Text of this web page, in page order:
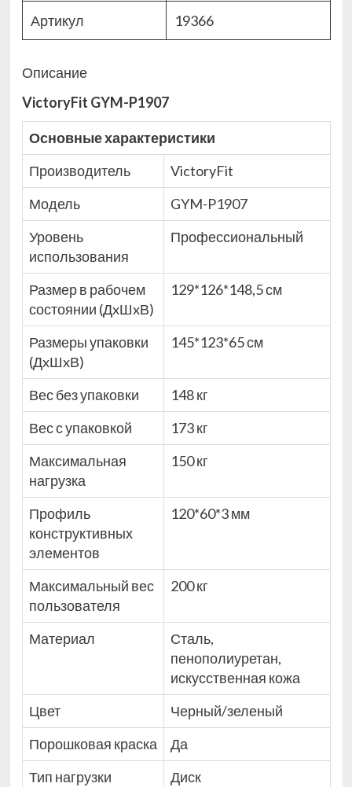
Артикул 19366
Описание
VictoryFit GYM-P1907
Основные характеристики
Производитель
VictoryFit
Модель
GYM-P1907
Уровень
использования
Профессиональный
Размер в рабочем
состоянии (ДxШxВ)
129*126*148,5 см
Размеры упаковки
(ДxШxВ)
145*123*65 см
Вес без упаковки
148 кг
Вес с упаковкой
173 кг
Максимальная
нагрузка
150 кг
Профиль
конструктивных
элементов
120*60*3 мм
Максимальный вес
пользователя
200 кг
Материал
Сталь,
пенополиуретан,
искусственная кожа
Цвет
Черный/зеленый
Порошковая краска
Да
Тип нагрузки
Диск